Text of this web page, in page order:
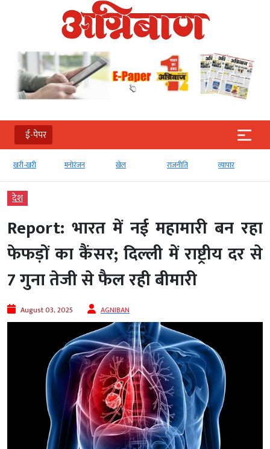
ई-पेपर
खरी-खरी मनोरंजन खेल राजनीति व्‍यापार
देश
Report: भारत में नई महामारी बन रहा
फेफड़ों का कैंसर; दिल्ली में राष्ट्रीय दर से
7 गुना तेजी से फैल रही बीमारी
August 03, 2025 AGNIBAN